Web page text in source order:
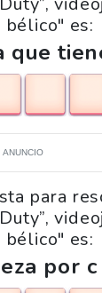
es:
que
ANUNCIO
para
es:
por c